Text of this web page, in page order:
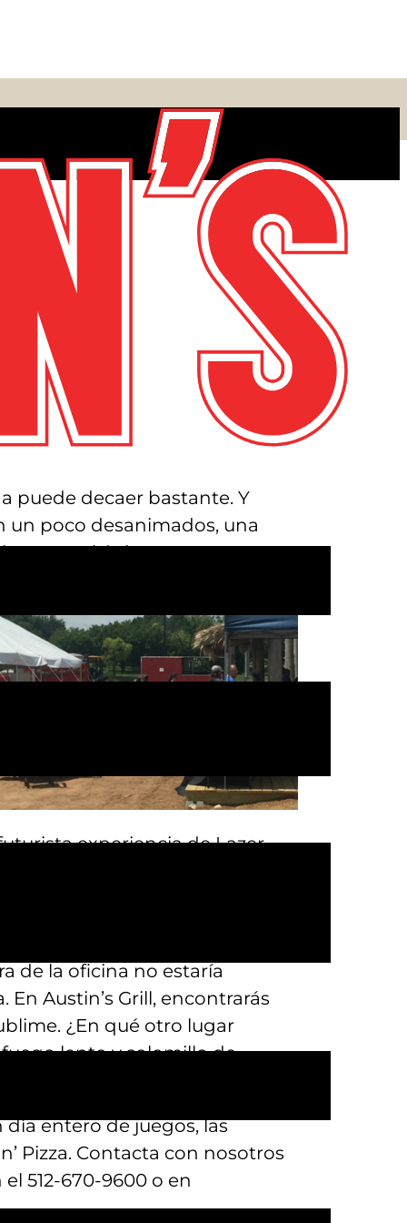
puede decaer bastante. Y
un poco desanimados, una
el ánimo y poner una
de Austin buscan se
experiencia de Lazer
empresa que tanto gustan a
Pizza.
de Austin disfruten
de la oficina no estaría
Austin’s Grill, encontrarás
¿En qué otro lugar
lento y solomillo de
Park n’ Pizza!
entero de juegos, las
Pizza. Contacta con nosotros
512-670-9600 o en